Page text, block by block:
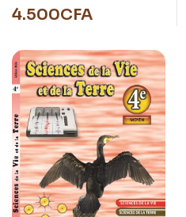
4.500CFA